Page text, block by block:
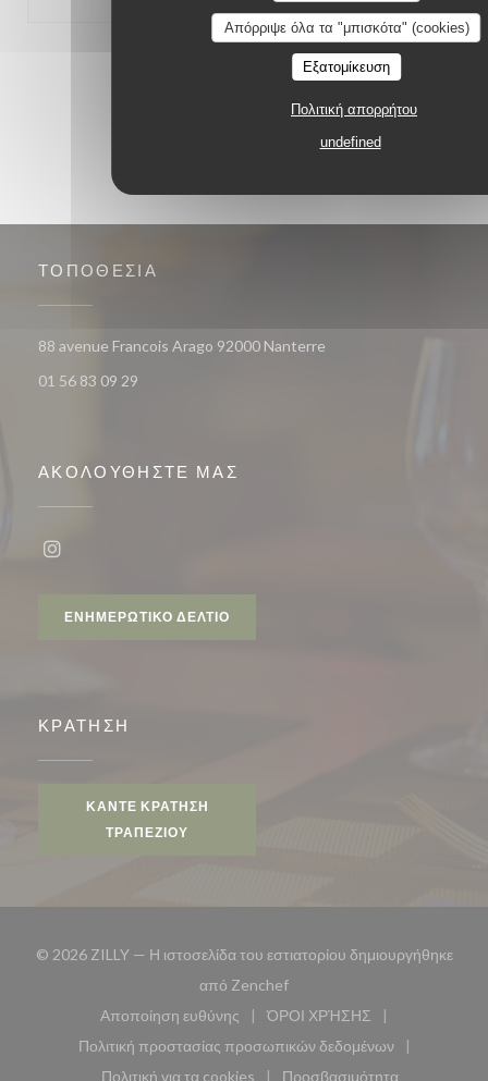
Απόρριψε όλα τα "μπισκότα" (cookies)
Εξατομίκευση
Πολιτική απορρήτου
undefined
3
ΤΟΠΟΘΕΣΊΑ
88 avenue Francois Arago 92000 Nanterre
01 56 83 09 29
ΑΚΟΛΟΥΘΉΣΤΕ ΜΑΣ
ΕΝΗΜΕΡΩΤΙΚΌ ΔΕΛΤΊΟ
ΚΡΆΤΗΣΗ
ΚΆΝΤΕ ΚΡΆΤΗΣΗ
ΤΡΑΠΕΖΙΟΎ
© 2026 ZILLY — Η ιστοσελίδα του εστιατορίου δημιουργήθηκε
από Zenchef((ανοίγει σε νέο παράθυρο))
Αποποίηση ευθύνης
((ανοίγει σε νέο παράθυρο))
ΌΡΟΙ ΧΡΉΣΗΣ
((ανοίγει σε νέο
Πολιτική προστασίας προσωπικών δεδομένων
((ανοίγει σε νέο παράθυρο))
Πολιτική για τα cookies
Προσβασιμότητα